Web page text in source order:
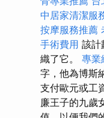
中居家清潔服
按摩服務推薦
手術費用 該計
織了它。 專業
字，他為博斯
支付歐元或工
廉王子的九歲